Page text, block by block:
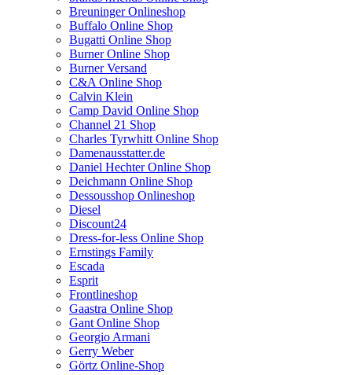
Breuninger Onlineshop
Buffalo Online Shop
Bugatti Online Shop
Burner Online Shop
Burner Versand
C&A Online Shop
Calvin Klein
Camp David Online Shop
Channel 21 Shop
Charles Tyrwhitt Online Shop
Damenausstatter.de
Daniel Hechter Online Shop
Deichmann Online Shop
Dessousshop Onlineshop
Diesel
Discount24
Dress-for-less Online Shop
Ernstings Family
Escada
Esprit
Frontlineshop
Gaastra Online Shop
Gant Online Shop
Georgio Armani
Gerry Weber
Görtz Online-Shop